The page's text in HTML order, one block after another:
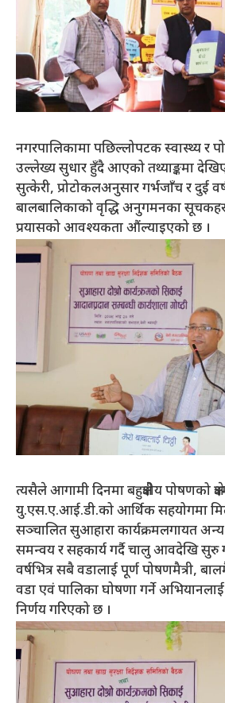
नगरपालिकामा पछिल्लोपटक स्वास्थ्य र
उल्लेख्य सुधार हुँदै आएको तथ्याङ्कमा
सुत्केरी, प्रोटोकलअनुसार गर्भजाँच र दुई
बालबालिकाको वृद्धि अनुगमनका
प्रयासको आवश्यकता औंल्याइएको छ ।
त्यसैले आगामी दिनमा बहुक्षेत्रीय पोषणको
यु.एस.ए.आई.डी.को आर्थिक सहयोगमा मिलन
सञ्चालित सुआहारा कार्यक्रमलगायत
समन्वय र सहकार्य गर्दै चालु आवदेखि सुरु
वर्षभित्र सबै वडालाई पूर्ण पोषणमैत्री,
वडा एवं पालिका घोषणा गर्ने अभियानलाई
निर्णय गरिएको छ ।